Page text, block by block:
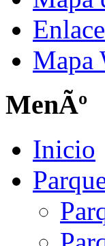
Mapa
MenÃº
Inicio